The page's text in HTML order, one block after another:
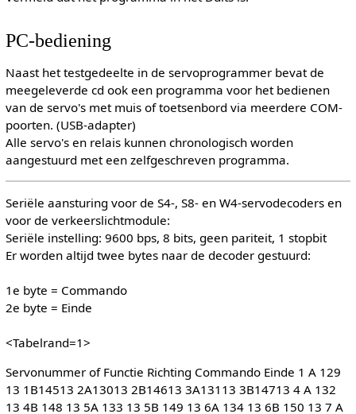
PC-bediening
Naast het testgedeelte in de servoprogrammer bevat de
meegeleverde cd ook een programma voor het bedienen
van de servo's met muis of toetsenbord via meerdere COM-
poorten. (USB-adapter)
Alle servo's en relais kunnen chronologisch worden
aangestuurd met een zelfgeschreven programma.
Seriële aansturing voor de S4-, S8- en W4-servodecoders en
voor de verkeerslichtmodule:
Seriële instelling: 9600 bps, 8 bits, geen pariteit, 1 stopbit
Er worden altijd twee bytes naar de decoder gestuurd:
1e byte = Commando
2e byte = Einde
<Tabelrand=1>
Servonummer of Functie Richting Commando Einde 1 A 129
13 1B14513 2A13013 2B14613 3A13113 3B14713 4 A 132
13 4B 148 13 5A 133 13 5B 149 13 6A 134 13 6B 150 13 7 A